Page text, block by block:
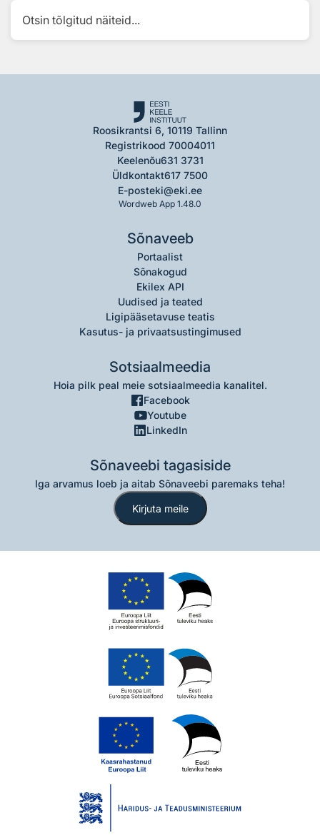
Otsin tõlgitud näiteid...
Roosikrantsi 6, 10119 Tallinn
Registrikood 70004011
Keelenõu631 3731
Üldkontakt617 7500
E-posteki@eki.ee
Wordweb App 1.48.0
Sõnaveeb
Portaalist
Sõnakogud
Ekilex API
Uudised ja teated
Ligipääsetavuse teatis
Kasutus- ja privaatsustingimused
Sotsiaalmeedia
Hoia pilk peal meie sotsiaalmeedia kanalitel.
Facebook
Youtube
LinkedIn
Sõnaveebi tagasiside
Iga arvamus loeb ja aitab Sõnaveebi paremaks teha!
Kirjuta meile